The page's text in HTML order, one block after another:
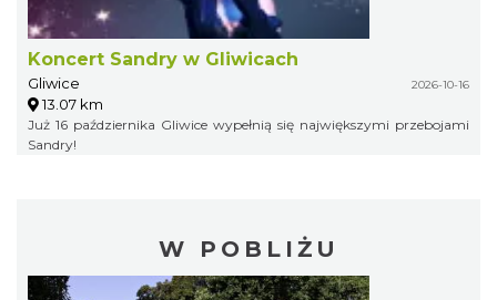
Koncert Sandry w Gliwicach
Gliwice 2026-10-16
13.07 km
Już 16 października Gliwice wypełnią się największymi przebojami
Sandry!
W POBLIŻU